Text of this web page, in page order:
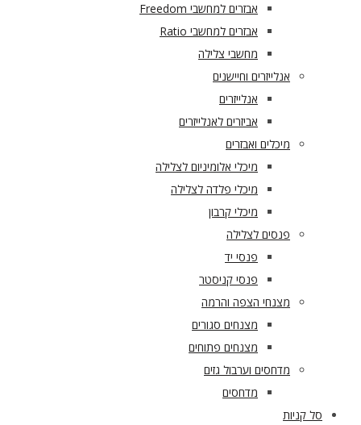
אבזרים למחשבי Freedom
אבזרים למחשבי Ratio
מחשבי צלילה
אנלייזרים וחיישנים
אנלייזרים
אביזרים לאנלייזרים
מיכלים ואבזרים
מיכלי אלומיניום לצלילה
מיכלי פלדה לצלילה
מיכלי קרבון
פנסים לצלילה
פנסי יד
פנסי קניסטר
מצנחי הצפה והרמה
מצנחים סגורים
מצנחים פתוחים
מדחסים וערבול גזים
מדחסים
סל קניות